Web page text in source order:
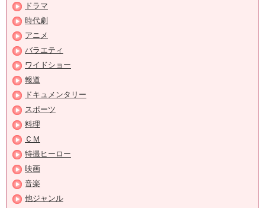
ドラマ
時代劇
アニメ
バラエティ
ワイドショー
報道
ドキュメンタリー
スポーツ
料理
ＣＭ
特撮ヒーロー
映画
音楽
他ジャンル